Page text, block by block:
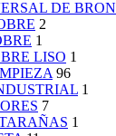
DE
2
1
LISO 1
96
1
7
1